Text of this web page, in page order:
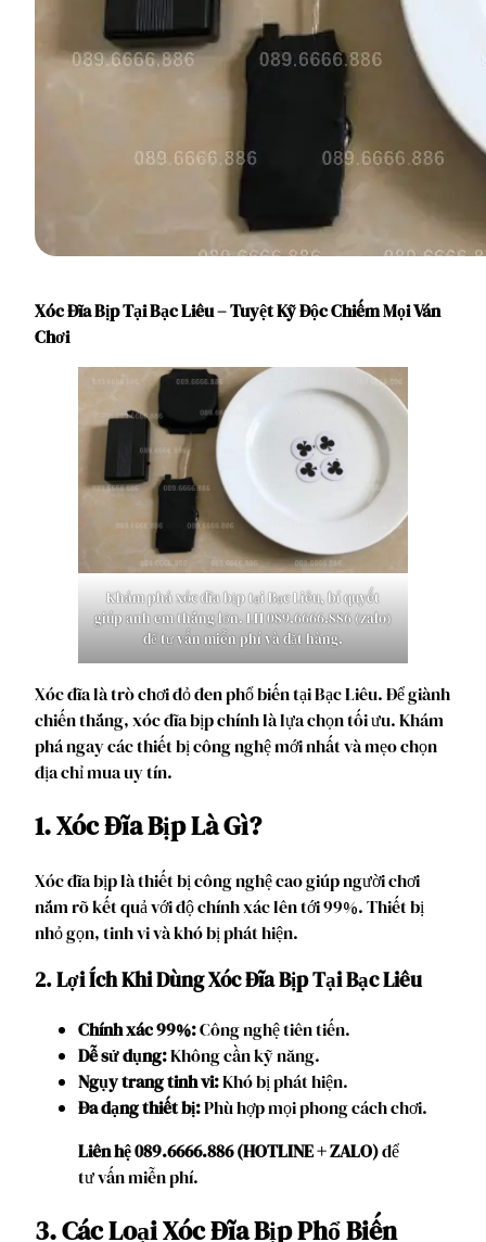
Xóc Đĩa Bịp Tại Bạc Liêu – Tuyệt Kỹ Độc Chiếm Mọi Ván
Chơi
Khám phá xóc đĩa bịp tại Bạc Liêu, bí quyết
giúp anh em thắng lớn. LH 089.6666.886 (zalo)
để tư vấn miễn phí và đặt hàng.
Xóc đĩa là trò chơi đỏ đen phổ biến tại Bạc Liêu. Để giành
chiến thắng, xóc đĩa bịp chính là lựa chọn tối ưu. Khám
phá ngay các thiết bị công nghệ mới nhất và mẹo chọn
địa chỉ mua uy tín.
1. Xóc Đĩa Bịp Là Gì?
Xóc đĩa bịp là thiết bị công nghệ cao giúp người chơi
nắm rõ kết quả với độ chính xác lên tới 99%. Thiết bị
nhỏ gọn, tinh vi và khó bị phát hiện.
2. Lợi Ích Khi Dùng Xóc Đĩa Bịp Tại Bạc Liêu
Chính xác 99%:Công nghệ tiên tiến.
Dễ sử dụng:Không cần kỹ năng.
Ngụy trang tinh vi:Khó bị phát hiện.
Đa dạng thiết bị:Phù hợp mọi phong cách chơi.
Liên hệ 089.6666.886 (HOTLINE + ZALO)để
tư vấn miễn phí.
3. Các Loại Xóc Đĩa Bịp Phổ Biến